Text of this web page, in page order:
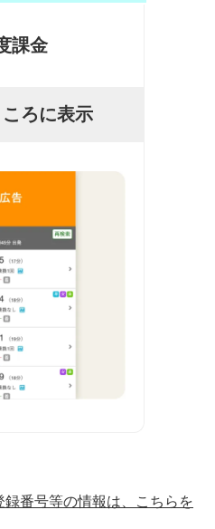
課金
ころに表示
番号等の情報は、こちらを